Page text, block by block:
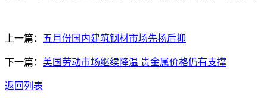
上一篇： 五月份国内建筑钢材市场先扬后抑
下一篇： 美国劳动市场继续降温 贵金属价格仍有支撑
返回列表